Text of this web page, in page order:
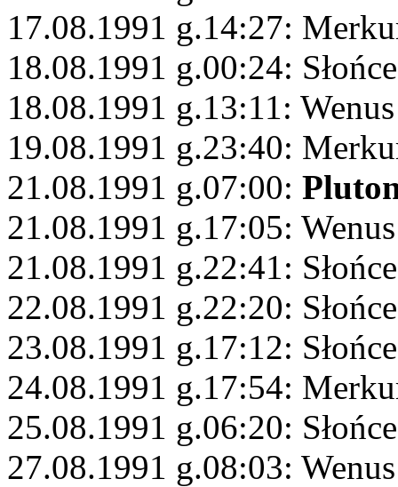
17.08.1991 g.14:27:
18.08.1991 g.00:24:
18.08.1991 g.13:11:
19.08.1991 g.23:40:
21.08.1991 g.07:00:
21.08.1991 g.17:05:
21.08.1991 g.22:41:
22.08.1991 g.22:20:
23.08.1991 g.17:12:
24.08.1991 g.17:54:
25.08.1991 g.06:20:
27.08.1991 g.08:03: